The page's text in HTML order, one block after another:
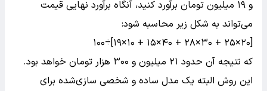
و ۱۹ میلیون تومان برآورد کنید، آنگاه برآورد نهایی قیمت
می‌تواند به شکل زیر محاسبه شود:
[۲۰×۲۵ + ۳۰×۲۸ + ۴۰×۱۵ + ۱۰×۱۹]÷۱۰۰
که نتیجه آن حدود ۲۱ میلیون و ۳۰۰ هزار تومان خواهد بود.
این روش البته یک مدل ساده‌ و شخصی سازی‌شده برای